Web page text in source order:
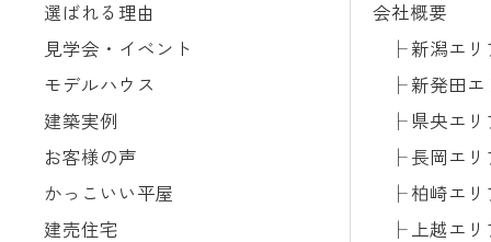
選ばれる理由
見学会・イベント
モデルハウス
建築実例
お客様の声
かっこいい平屋
建売住宅
会社概要
新潟エリ
新発田エ
県央エリ
長岡エリ
柏崎エリ
上越エリ